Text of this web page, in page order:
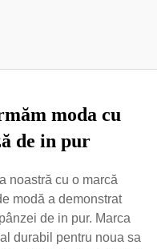
moda cu
de in pur
noastră cu o marcă
modă a demonstrat
de in pur. Marca
durabil pentru noua sa